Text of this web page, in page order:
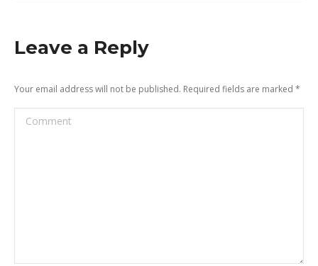
Leave a Reply
Your email address will not be published. Required fields are marked *
Comment